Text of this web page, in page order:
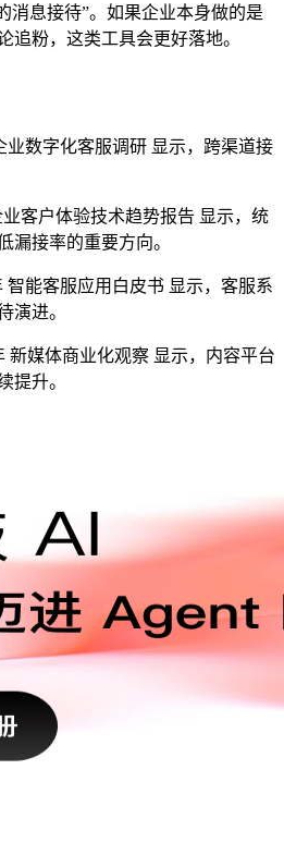
消息接待”。如果企业本身做的是
追粉，这类工具会更好落地。
业数字化客服调研 显示，跨渠道接
业客户体验技术趋势报告 显示，统
漏接率的重要方向。
智能客服应用白皮书 显示，客服系
演进。
新媒体商业化观察 显示，内容平台
提升。